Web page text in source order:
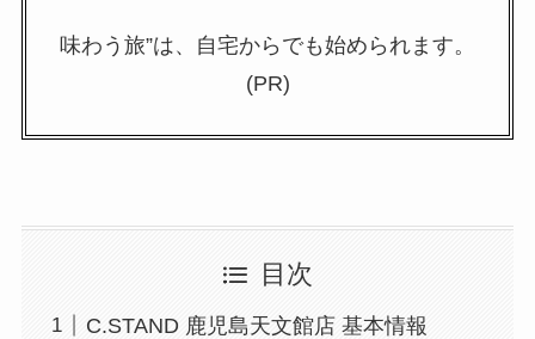
味わう旅”は、自宅からでも始められます。
(PR)
目次
C.STAND 鹿児島天文館店 基本情報